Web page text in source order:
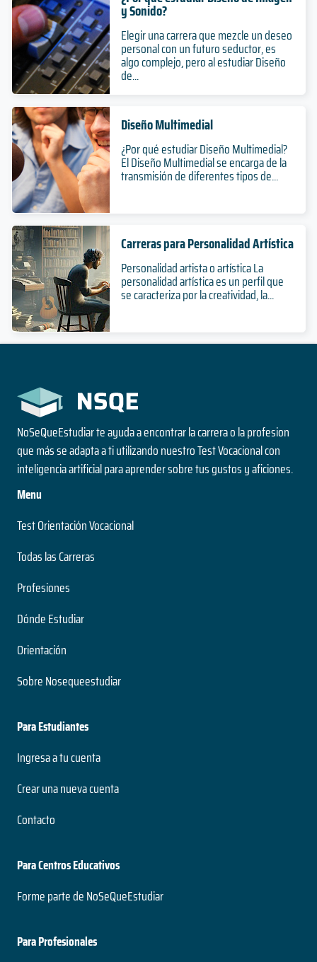
y Sonido?
Elegir una carrera que mezcle un deseo
personal con un futuro seductor, es
algo complejo, pero al estudiar Diseño
de...
Diseño Multimedial
¿Por qué estudiar Diseño Multimedial?
El Diseño Multimedial se encarga de la
transmisión de diferentes tipos de...
Carreras para Personalidad Artística
Personalidad artista o artística La
personalidad artística es un perfil que
se caracteriza por la creatividad, la...
NoSeQueEstudiar te ayuda a encontrar la carrera o la profesion
que más se adapta a ti utilizando nuestro Test Vocacional con
inteligencia artificial para aprender sobre tus gustos y aficiones.
Menu
Test Orientación Vocacional
Todas las Carreras
Profesiones
Dónde Estudiar
Orientación
Sobre Nosequeestudiar
Para Estudiantes
Ingresa a tu cuenta
Crear una nueva cuenta
Contacto
Para Centros Educativos
Forme parte de NoSeQueEstudiar
Para Profesionales